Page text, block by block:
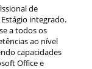
de
integrado.
a todos os
ao nível
capacidades
Office e